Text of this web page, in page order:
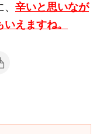
辛いと思いなが
えますね。